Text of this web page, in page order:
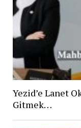
Yezid’e Lanet
Gitmek…